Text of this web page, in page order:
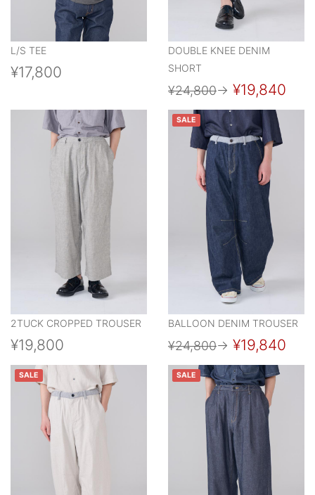
L/S TEE
¥17,800
DOUBLE KNEE DENIM
SHORT
¥24,800→ ¥19,840
2TUCK CROPPED TROUSER
¥19,800
SALE
BALLOON DENIM TROUSER
¥24,800→ ¥19,840
SALE SALE